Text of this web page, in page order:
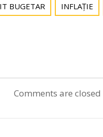
BUGETAR INFLAȚIE
Comments are closed